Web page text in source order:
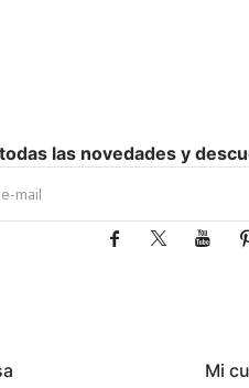
Mi
las novedades y
  